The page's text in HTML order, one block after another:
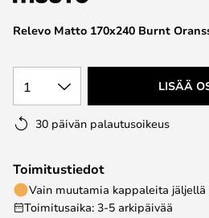
gallery
Relevo Matto 170x240 Burnt
1 LISÄÄ
30 päivän palautusoikeus
Toimitustiedot
Vain muutamia kappaleita jäljellä
Toimitusaika: 3-5 arkipäivää